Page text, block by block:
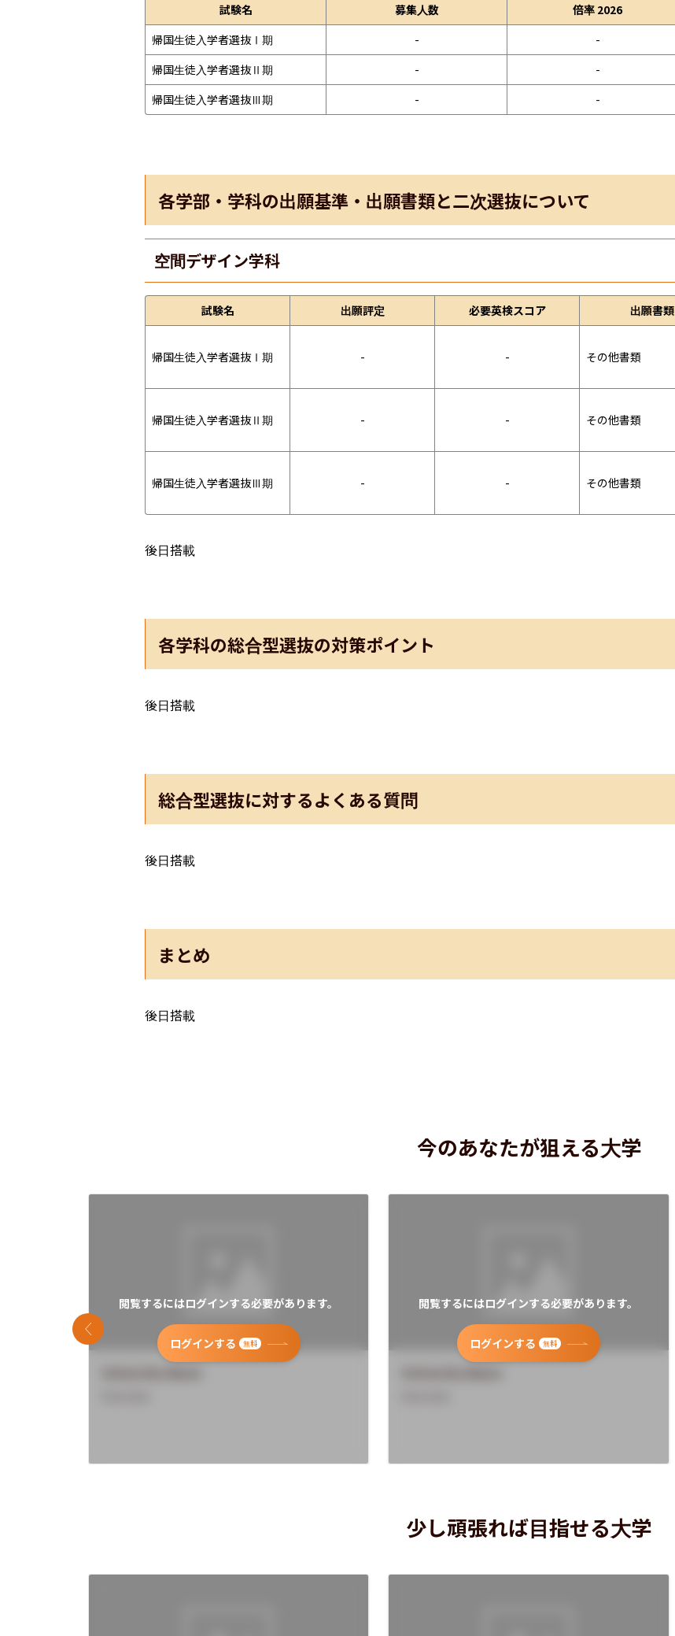
試験名 募集人数 倍率 2026
帰国生徒入学者選抜Ⅰ期
- -
帰国生徒入学者選抜Ⅱ期
- -
帰国生徒入学者選抜Ⅲ期
- -
各学部・学科の出願基準・出願書類と二次選抜について
空間デザイン学科
試験名 出願評定 必要英検スコア 出願書類
帰国生徒入学者選抜Ⅰ期 - - その他書類
帰国生徒入学者選抜Ⅱ期 - - その他書類
帰国生徒入学者選抜Ⅲ期 - - その他書類
後日搭載
各学科の総合型選抜の対策ポイント
後日搭載
総合型選抜に対するよくある質問
後日搭載
まとめ
後日搭載
今のあなたが狙える大学
閲覧するにはログインする必要があります。
ログインする 無料
閲覧するにはログインする必要があります。
ログインする 無料
前のスライド
少し頑張れば目指せる大学